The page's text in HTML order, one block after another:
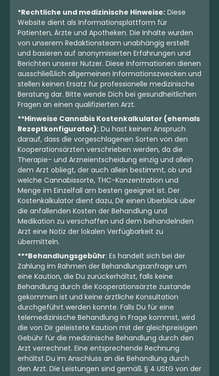
*Rechtliche und medizinische Hinweise: Diese
Website dient als Informationsplattform für
Patienten, Ärzte und Apotheken. Die Inhalte wurden
von unserem Redaktionsteam unabhängig erstellt
und basieren auf anonymisierten Erfahrungen und
Berichten unserer Nutzer. Diese Informationen dienen
ausschließlich allgemeinen Informationszwecken und
stellen keinen Ersatz für professionelle medizinische
Beratung dar. Bitte wende Dich bei gesundheitlichen
Fragen an einen qualifizierten Arzt.
**Hinweise Cannabis Kostenkalkulator (ehemals
Rezeptkonfigurator): Du hast keinen Anspruch
darauf, dass die vorgeschlagenen Sorten von den
Kooperationsärzten verschrieben werden, da die
Therapie- und Arzneientscheidung einzig und allein
dem Arzt obliegt, der auch allein bestimmt, ob und
welche Cannabissorte, THC-Konzentration und
Menge im Einzelfall am besten geeignet ist. Der
Kostenkalkulator dient dazu, Dir einen Überblick über
die anfallenden Kosten der Behandlung und
Medikation zu verschaffen und dem behandelnden
Arzt eine Notiz der lokalen Verfügbarkeit zu
übermitteln.
***Behandlungsgebühr: Es handelt sich bei der
Zahlung im Rahmen der Behandlungsanfrage um
eine Kaution, die Du zurückerhältst, falls keine
Behandlung durch die Kooperationsärzte zustande
gekommen ist und keine ärztliche Konsultation
durchgeführt werden konnte. Falls Du für eine
telemedizinische Behandlung in Frage kommst, wird
die von Dir geleistete Kaution mit der gleichpreisigen
Gebühr für die medizinische Behandlung durch den
Arzt verrechnet. Eine entsprechende Rechnung
erhältst Du im Anschluss an die Behandlung durch
den Arzt. Die Leistungen sind gemäß § 4 UStG von der